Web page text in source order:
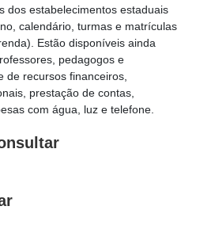
dos estabelecimentos estaduais
calendário, turmas e matrículas
Estão disponíveis ainda
pedagogos e
de recursos financeiros,
prestação de contas,
com água, luz e telefone.